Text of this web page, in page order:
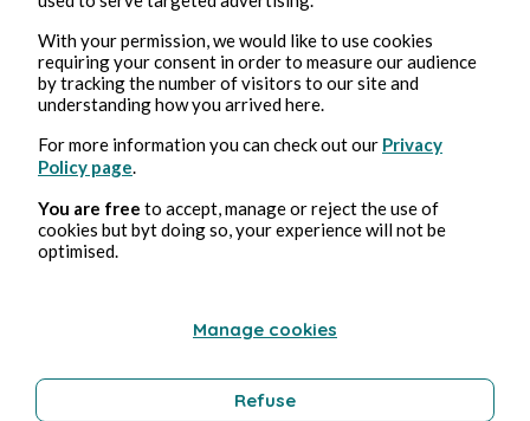
Feb 25, 2025 4 min read
Echo - Mini-série
Culture
With your permission, we would like to use cookies
requiring your consent in order to measure our audience
by tracking the number of visitors to our site and
understanding how you arrived here.
For more information you can check out our Privacy
Policy page
You are free to accept, manage or reject the use of
cookies but byt doing so, your experience will not be
optimised.
Manage cookies
Refuse